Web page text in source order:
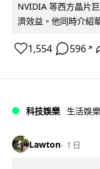
NVIDIA 等西方晶片
濟效益。他同時介紹
1,554 596 ↗
科技娛樂 生活娛樂
Lawton 1 日